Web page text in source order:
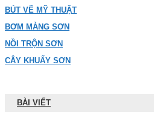
BÚT VẼ MỸ THUẬT
BƠM MÀNG SƠN
NỒI TRỘN SƠN
CÂY KHUẤY SƠN
BÀI VIẾT